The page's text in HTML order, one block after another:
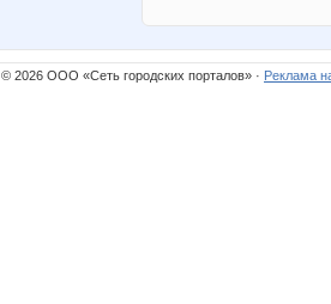
© 2026 ООО «Сеть городских порталов» · Реклама